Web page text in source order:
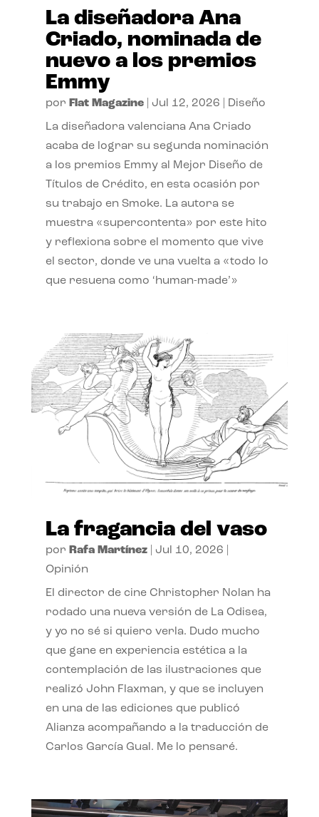
La diseñadora Ana
Criado, nominada de
nuevo a los premios
Emmy
por Flat Magazine| Jul 12, 2026 Diseño
La diseñadora valenciana Ana Criado
acaba de lograr su segunda nominación
a los premios Emmy al Mejor Diseño de
Títulos de Crédito, en esta ocasión por
su trabajo en Smoke. La autora se
muestra «supercontenta» por este hito
y reflexiona sobre el momento que vive
el sector, donde ve una vuelta a «todo lo
que resuena como ‘human-made’»
La fragancia del vaso
por Rafa Martínez| Jul 10, 2026
Opinión
El director de cine Christopher Nolan ha
rodado una nueva versión de La Odisea,
y yo no sé si quiero verla. Dudo mucho
que gane en experiencia estética a la
contemplación de las ilustraciones que
realizó John Flaxman, y que se incluyen
en una de las ediciones que publicó
Alianza acompañando a la traducción de
Carlos García Gual. Me lo pensaré.